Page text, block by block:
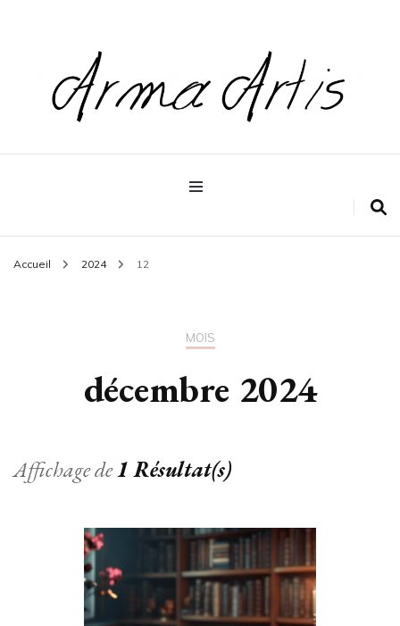
Arma artis
Accueil 2024 12
MOIS
décembre 2024
Affichage de1 Résultat(s)